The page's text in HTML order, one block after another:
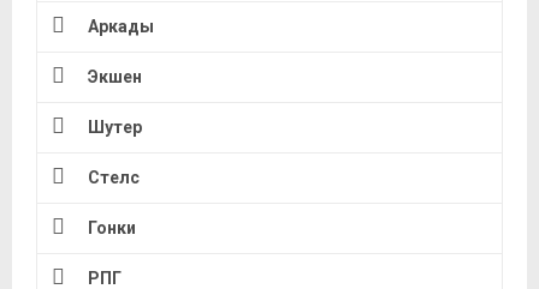
Аркады
Экшен
Шутер
Стелс
Гонки
РПГ